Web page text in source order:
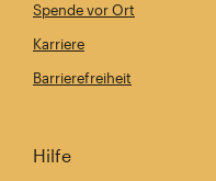
Spende vor Ort
Karriere
Barrierefreiheit
Hilfe